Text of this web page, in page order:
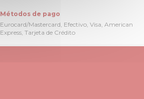
Métodos de pago
Eurocard/Mastercard, Efectivo, Visa, American
Express, Tarjeta de Crédito